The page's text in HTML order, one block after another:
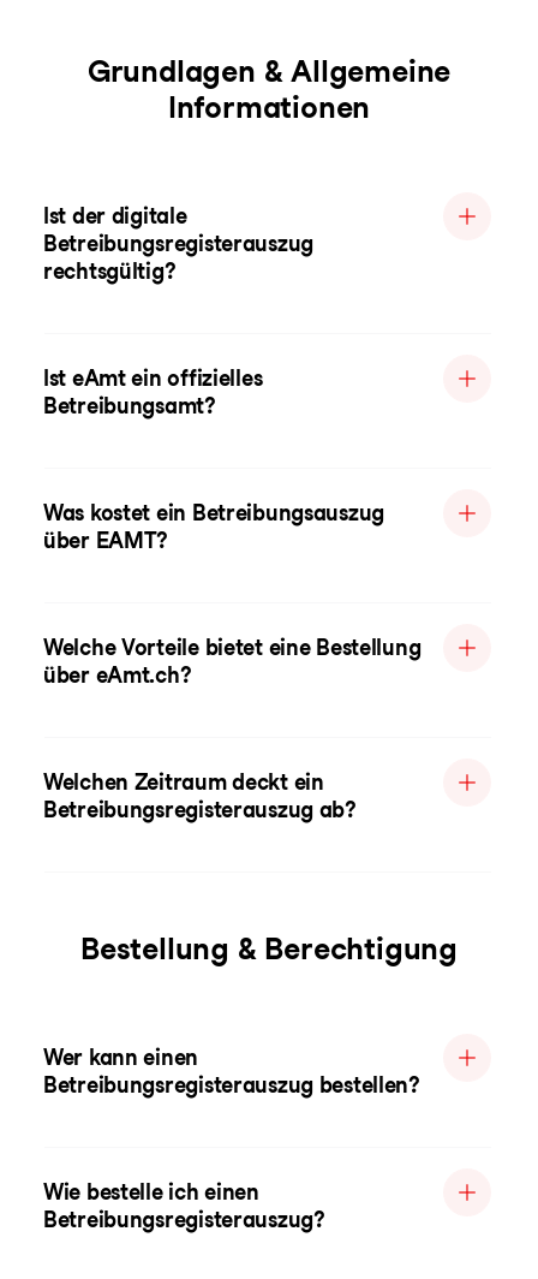
Grundlagen & Allgemeine
Informationen
Ist der digitale
Betreibungsregisterauszug
rechtsgültig?
Ist eAmt ein offizielles
Betreibungsamt?
Was kostet ein Betreibungsauszug
über EAMT?
Welche Vorteile bietet eine Bestellung
über eAmt.ch?
Welchen Zeitraum deckt ein
Betreibungsregisterauszug ab?
Bestellung & Berechtigung
Wer kann einen
Betreibungsregisterauszug bestellen?
Wie bestelle ich einen
Betreibungsregisterauszug?